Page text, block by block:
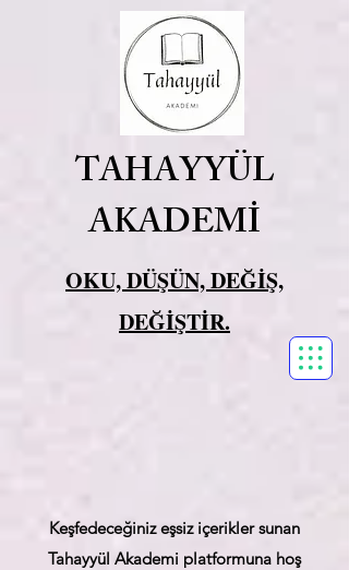
TAHAYYÜL
AKADEMİ
OKU, DÜŞÜN, DEĞİŞ,
DEĞİŞTİR.
Keşfedeceğiniz eşsiz içerikler sunan
Tahayyül Akademi platformuna hoş